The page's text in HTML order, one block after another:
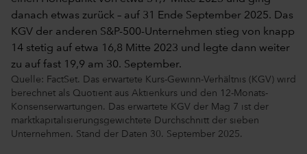
Quelle: FactSet. Das erwartete Kurs-Gewinn-Verhältnis (KGV) wird
berechnet als Quotient aus Aktienkurs und den 12-Monats-
Konsenserwartungen. Das erwartete KGV der Mag 7 ist der
marktkapitalisierungsgewichtete Durchschnitt der sieben
Unternehmen. Stand der Daten 30. September 2025.